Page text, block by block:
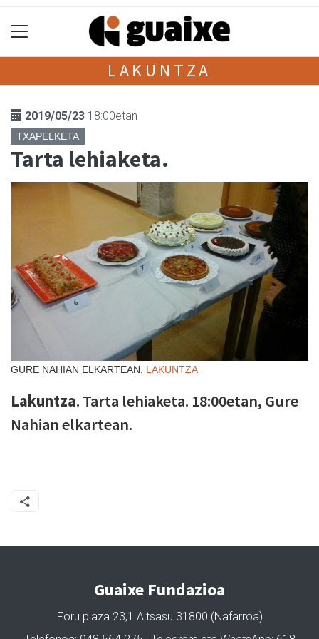
LAKUNTZA
2019/05/23 18:00etan
TXAPELKETA
Tarta lehiaketa.
GURE NAHIAN ELKARTEAN, LAKUNTZA
Lakuntza. Tarta lehiaketa. 18:00etan, Gure
Nahian elkartean.
Guaixe Fundazioa
Foru plaza 23,1 Altsasu 31800 (Nafarroa)